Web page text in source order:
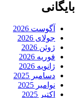
بایگانی
آگوست 2026
جولای 2026
ژوئن 2026
فوریه 2026
ژانویه 2026
دسامبر 2025
نوامبر 2025
اکتبر 2025